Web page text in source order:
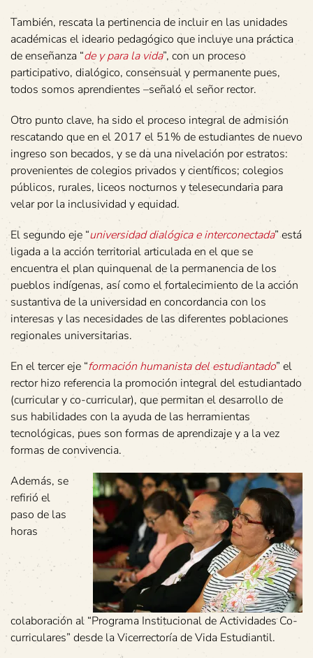
También, rescata la pertinencia de incluir en las unidades
académicas el ideario pedagógico que incluye una práctica
de enseñanza “de y para la vida”, con un proceso
participativo, dialógico, consensual y permanente pues,
todos somos aprendientes –señaló el señor rector.
Otro punto clave, ha sido el proceso integral de admisión
rescatando que en el 2017 el 51% de estudiantes de nuevo
ingreso son becados, y se da una nivelación por estratos:
provenientes de colegios privados y científicos; colegios
públicos, rurales, liceos nocturnos y telesecundaria para
velar por la inclusividad y equidad.
El segundo eje “universidad dialógica e interconectada” está
ligada a la acción territorial articulada en el que se
encuentra el plan quinquenal de la permanencia de los
pueblos indígenas, así como el fortalecimiento de la acción
sustantiva de la universidad en concordancia con los
interesas y las necesidades de las diferentes poblaciones
regionales universitarias.
En el tercer eje “formación humanista del estudiantado” el
rector hizo referencia la promoción integral del estudiantado
(curricular y co-curricular), que permitan el desarrollo de
sus habilidades con la ayuda de las herramientas
tecnológicas, pues son formas de aprendizaje y a la vez
formas de convivencia.
Además, se
refirió el
paso de las
horas
colaboración al “Programa Institucional de Actividades Co-
curriculares” desde la Vicerrectoría de Vida Estudiantil.